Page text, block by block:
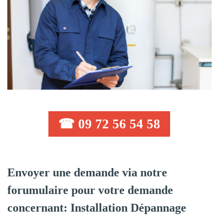
☎ 09 72 56 54 58
Envoyer une demande via notre
forumulaire pour votre demande
concernant: Installation Dépannage